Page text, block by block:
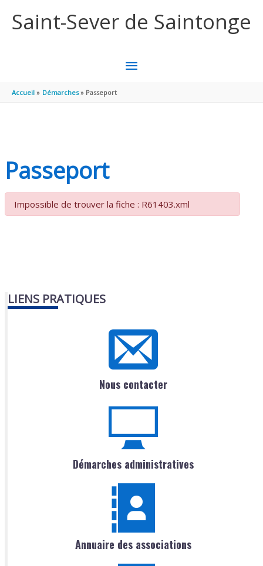
Saint-Sever de Saintonge
MENU
Accueil Démarches Passeport
Passeport
Impossible de trouver la fiche : R61403.xml
LIENS PRATIQUES
Nous contacter
Démarches administratives
Annuaire des associations